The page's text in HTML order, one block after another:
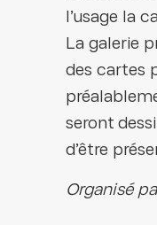
l’usage la
La galerie
des cartes
seront
d’être
Organisé